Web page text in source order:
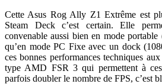
Cette Asus Rog Ally Z1 Extrême est
Steam Deck c’est certain. Elle
convenable aussi bien en mode
qu’en mode PC Fixe avec un dock
ces bonnes performances techniques
type AMD FSR 3 qui permettent à
parfois doubler le nombre de FPS, c’est